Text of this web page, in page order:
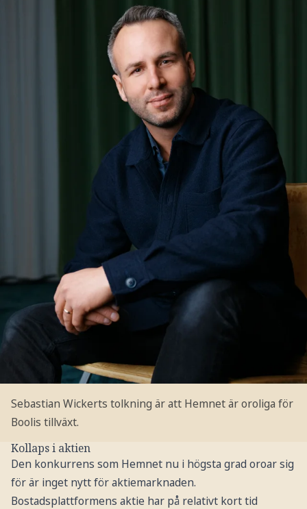
Sebastian Wickerts tolkning är att Hemnet är oroliga för
Boolis tillväxt.
Kollaps i aktien
Den konkurrens som Hemnet nu i högsta grad oroar sig
för är inget nytt för aktiemarknaden.
Bostadsplattformens aktie har på relativt kort tid